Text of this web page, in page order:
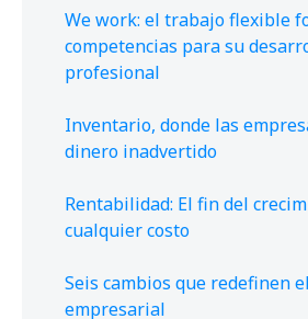
We work: el trabajo flexible
competencias para su
profesional
Inventario, donde las
dinero inadvertido
Rentabilidad: El fin del
cualquier costo
Seis cambios que redefinen
empresarial